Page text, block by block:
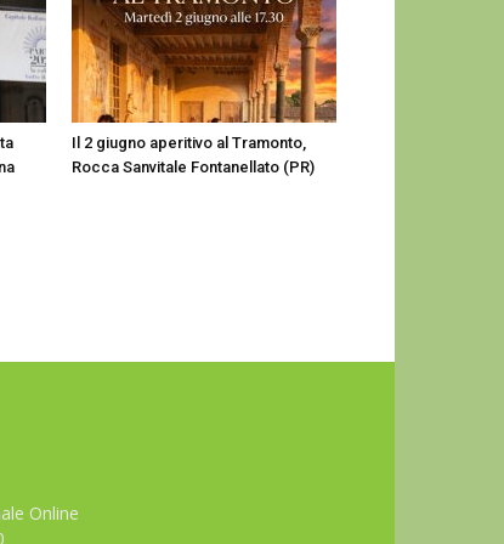
Il 2 giugno aperitivo al Tramonto,
Rocca Sanvitale Fontanellato (PR)
Online